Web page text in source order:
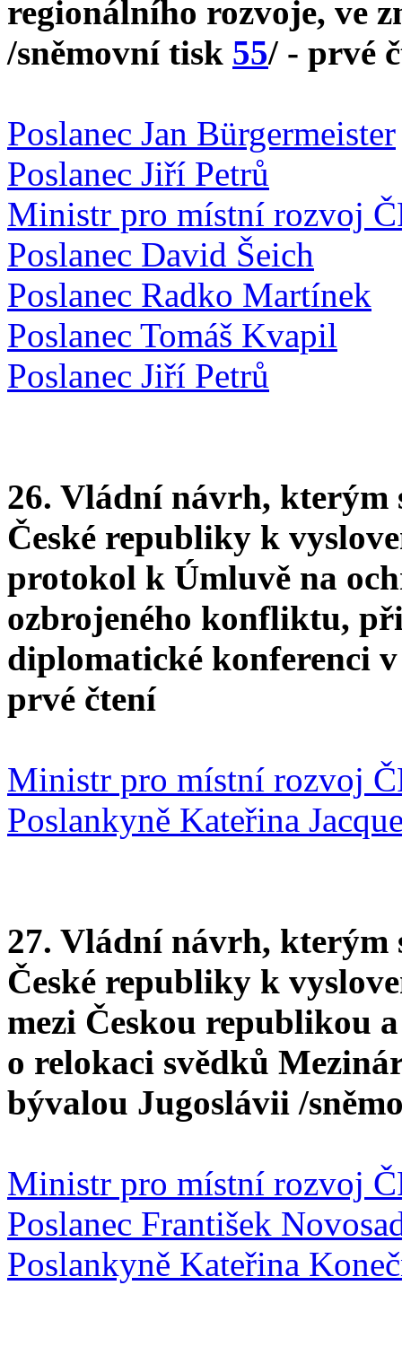
regionálního rozvoje, ve
/sněmovní tisk 55/ - prvé
Poslanec Jan Bürgermeister
Poslanec Jiří Petrů
Ministr pro místní rozvoj
Poslanec David Šeich
Poslanec Radko Martínek
Poslanec Tomáš Kvapil
Poslanec Jiří Petrů
26. Vládní návrh, kterým
České republiky k
protokol k Úmluvě na
ozbrojeného konfliktu,
diplomatické konferenci
prvé čtení
Ministr pro místní rozvoj
Poslankyně Kateřina
27. Vládní návrh, kterým
České republiky k
mezi Českou republikou
o relokaci svědků
bývalou Jugoslávii /
Ministr pro místní rozvoj
Poslanec František
Poslankyně Kateřina